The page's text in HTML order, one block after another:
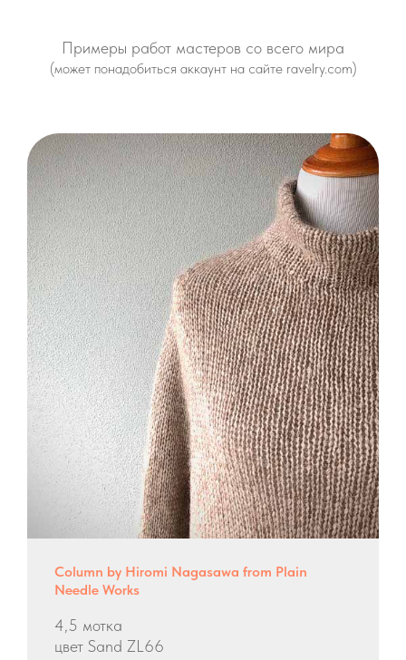
Примеры работ мастеров со всего мира
(может понадобиться аккаунт на сайте ravelry.com)
Column by Hiromi Nagasawa from Plain
Needle Works
4,5 мотка
цвет Sand ZL66